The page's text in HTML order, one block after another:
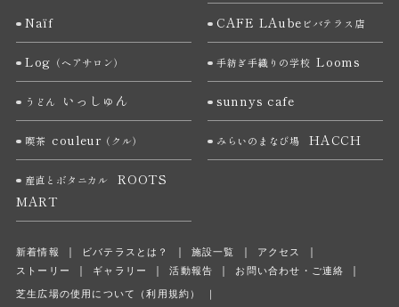
Naïf CAFE LAube ビバテラス店
Log （ヘアサロン） 手紡ぎ手織りの学校 Looms
うどん いっしゅん sunnys cafe
喫茶 couleur （クル） みらいのまなび場 HACCH
産直とボタニカル
ROOTS
MART
新着情報 ビバテラスとは？ 施設一覧
アクセス
ストーリー
ギャラリー 活動報告 お問い合わせ・ご連絡
芝生広場の使用について（利用規約）